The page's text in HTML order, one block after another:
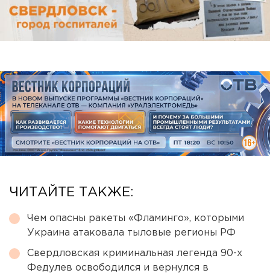
ЧИТАЙТЕ ТАКЖЕ:
Чем опасны ракеты «Фламинго», которыми
Украина атаковала тыловые регионы РФ
Свердловская криминальная легенда 90-х
Федулев освободился и вернулся в